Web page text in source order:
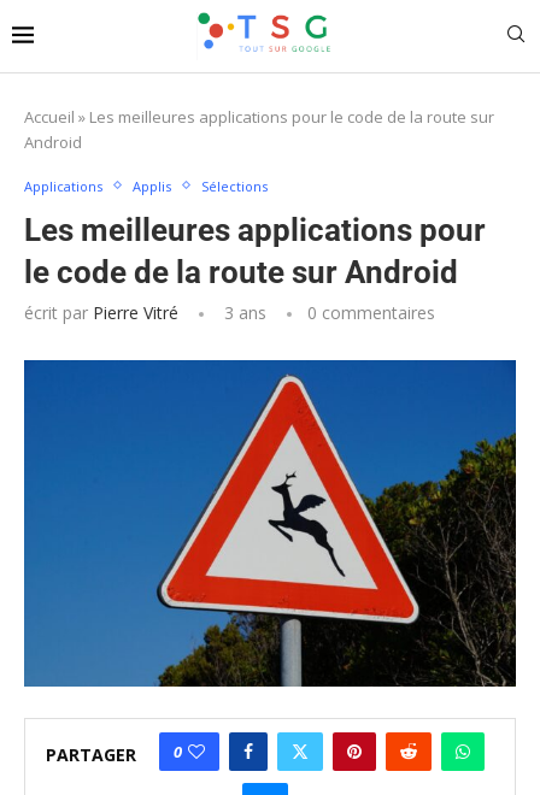
Accueil » Les meilleures applications pour le code de la route sur
Android
Applications Applis Sélections
Les meilleures applications pour
le code de la route sur Android
écrit par Pierre Vitré 3 ans 0 commentaires
PARTAGER 0